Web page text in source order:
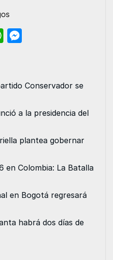
W
A
p
n
e
Conservador se
a la presidencia del
plantea gobernar
en Colombia: La Batalla
en Bogotá regresará
habrá dos días de